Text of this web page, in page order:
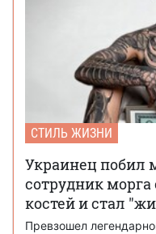
СТИЛЬ ЖИЗНИ
Украинец побил
сотрудник морга
костей и стал
Превзошел